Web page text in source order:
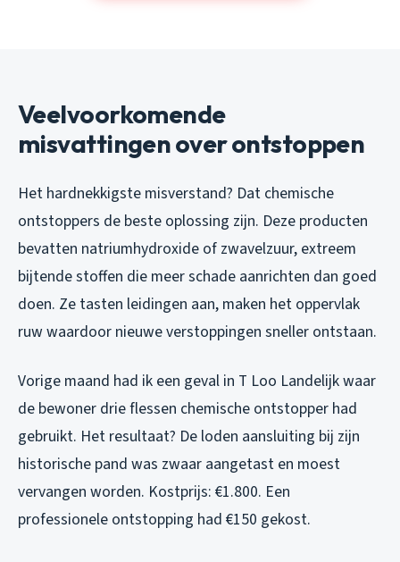
Veelvoorkomende
misvattingen over ontstoppen
Het hardnekkigste misverstand? Dat chemische
ontstoppers de beste oplossing zijn. Deze producten
bevatten natriumhydroxide of zwavelzuur, extreem
bijtende stoffen die meer schade aanrichten dan goed
doen. Ze tasten leidingen aan, maken het oppervlak
ruw waardoor nieuwe verstoppingen sneller ontstaan.
Vorige maand had ik een geval in T Loo Landelijk waar
de bewoner drie flessen chemische ontstopper had
gebruikt. Het resultaat? De loden aansluiting bij zijn
historische pand was zwaar aangetast en moest
vervangen worden. Kostprijs: €1.800. Een
professionele ontstopping had €150 gekost.